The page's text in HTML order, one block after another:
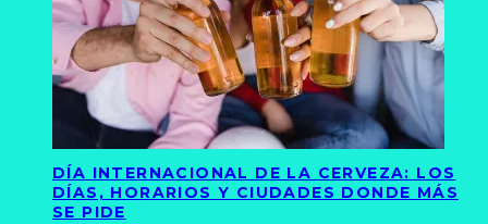
DÍA INTERNACIONAL DE LA CERVEZA: LOS
DÍAS, HORARIOS Y CIUDADES DONDE MÁS
SE PIDE